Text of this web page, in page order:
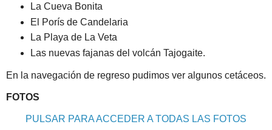
La Cueva Bonita
El Porís de Candelaria
La Playa de La Veta
Las nuevas fajanas del volcán Tajogaite.
En la navegación de regreso pudimos ver algunos cetáceos.
FOTOS
PULSAR PARA ACCEDER A TODAS LAS FOTOS